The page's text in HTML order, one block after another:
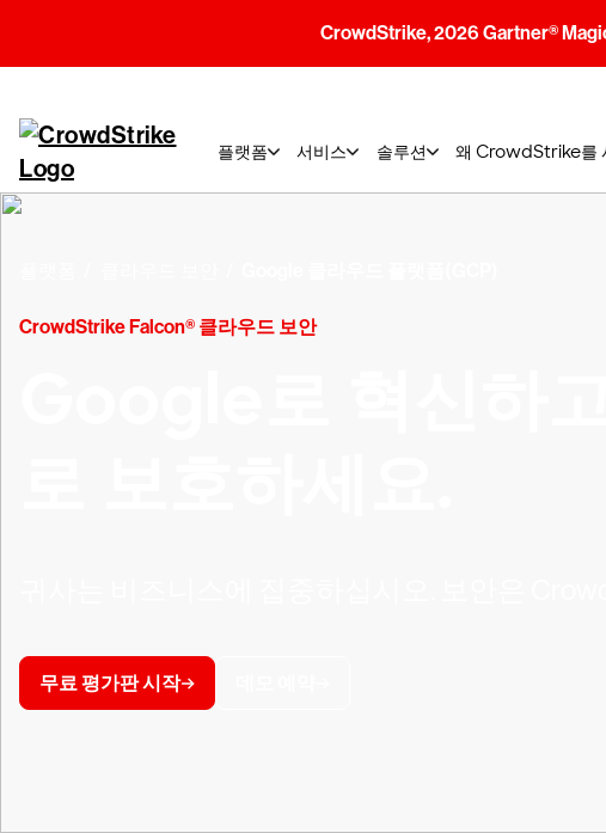
CrowdStrike, 2026 Gartner®
플랫폼 서비스 솔루션 왜 CrowdStrike를
CrowdStrike Falcon® 클라우드 보안
무료 평가판 시작